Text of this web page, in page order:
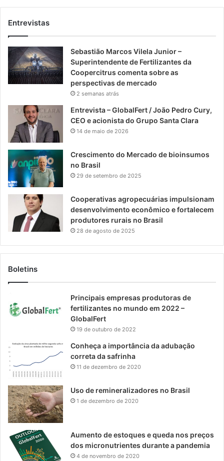
Entrevistas
Sebastião Marcos Vilela Junior –
Superintendente de Fertilizantes da
Coopercitrus comenta sobre as
perspectivas de mercado
2 semanas atrás
Entrevista – GlobalFert / João Pedro Cury,
CEO e acionista do Grupo Santa Clara
14 de maio de 2026
Crescimento do Mercado de bioinsumos
no Brasil
29 de setembro de 2025
Cooperativas agropecuárias impulsionam
desenvolvimento econômico e fortalecem
produtores rurais no Brasil
28 de agosto de 2025
Boletins
Principais empresas produtoras de
fertilizantes no mundo em 2022 –
GlobalFert
19 de outubro de 2022
Conheça a importância da adubação
correta da safrinha
11 de dezembro de 2020
Uso de remineralizadores no Brasil
1 de dezembro de 2020
Aumento de estoques e queda nos preços
dos micronutrientes durante a pandemia
4 de novembro de 2020